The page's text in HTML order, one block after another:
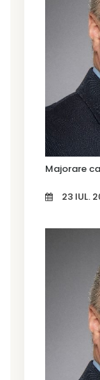
Majorare
23 IUL.